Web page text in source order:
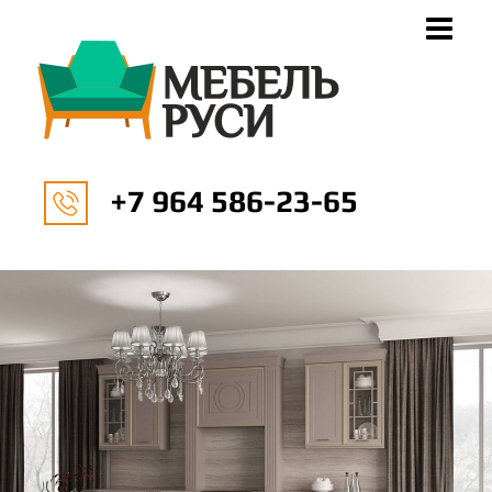
+7 964 586-23-65